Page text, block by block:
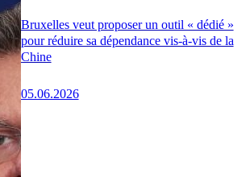
Bruxelles veut proposer un outil « dédié »
pour réduire sa dépendance vis-à-vis de la
Chine
05.06.2026